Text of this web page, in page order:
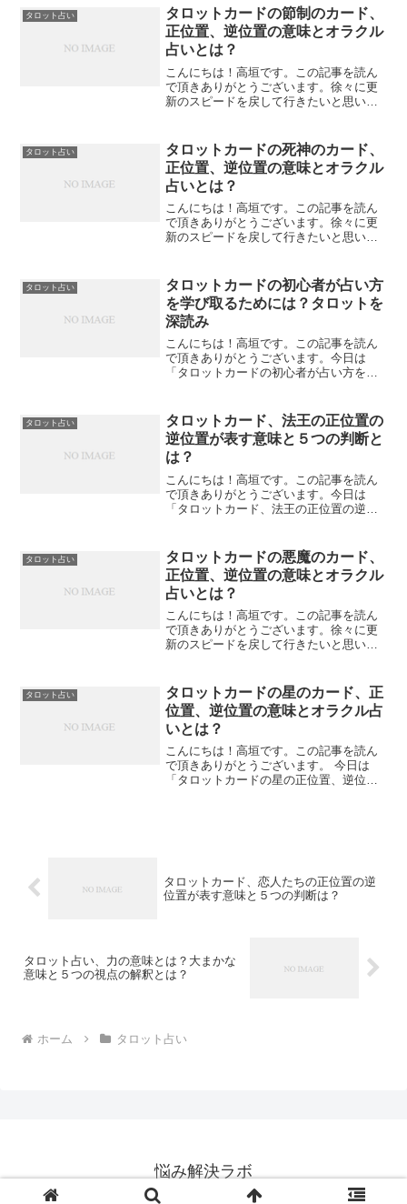
タロット占い
タロットカードの節制のカード、
正位置、逆位置の意味とオラクル
占いとは？
こんにちは！高垣です。この記事を読ん
で頂きありがとうございます。徐々に更
新のスピードを戻して行きたいと思いま
は？」について書いてみたいと思いま
す。タロットカードの節度の正...
タロット占い
タロットカードの死神のカード、
正位置、逆位置の意味とオラクル
占いとは？
こんにちは！高垣です。この記事を読ん
で頂きありがとうございます。徐々に更
新のスピードを戻して行きたいと思いま
は？」について書いてみたいと思いま
す。タロットカードの死神の正...
タロット占い
タロットカードの初心者が占い方
を学び取るためには？タロットを
深読み
こんにちは！高垣です。この記事を読ん
で頂きありがとうございます。今日は
「タロットカードの初心者が占い方を学
います。タロットカードの初心者が占い
方を学び取るためには？タロ...
タロット占い
タロットカード、法王の正位置の
逆位置が表す意味と５つの判断と
は？
こんにちは！高垣です。この記事を読ん
で頂きありがとうございます。今日は
「タロットカード、法王の正位置の逆位
ます。タロットカード、法王の正位置の
逆位置の意味とは？大まかな...
タロット占い
タロットカードの悪魔のカード、
正位置、逆位置の意味とオラクル
占いとは？
こんにちは！高垣です。この記事を読ん
で頂きありがとうございます。徐々に更
新のスピードを戻して行きたいと思いま
は？」について書いてみたいと思いま
す。悪魔とは欲望にふける退廃...
タロット占い
タロットカードの星のカード、正
位置、逆位置の意味とオラクル占
いとは？
こんにちは！高垣です。この記事を読ん
で頂きありがとうございます。 今日は
「タロットカードの星の正位置、逆位置
タロットカード、恋人たちの正位置の逆
位置が表す意味と５つの判断は？
タロット占い、力の意味とは？大まかな
意味と５つの視点の解釈とは？
ホーム タロット占い
悩み解決ラボ
© 2016 悩み解決ラボ.